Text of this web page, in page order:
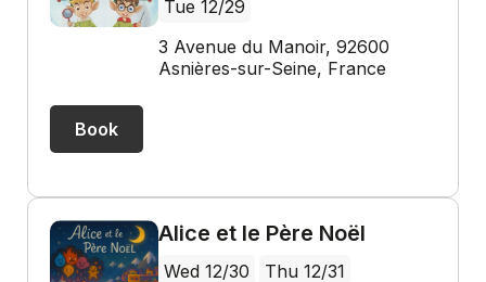
Tue 12/29
3 Avenue du Manoir, 92600
Asnières-sur-Seine, France
Book
Alice et le Père Noël
Wed 12/30
Thu 12/31